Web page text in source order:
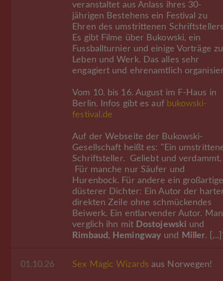
veranstaltet aus Anlass ihres 30-
jährigen Bestehens ein Festival zu
Ehren des umstrittenen
Es gibt Filme über Bukowski, ein
Fussballturnier und einige Vorträge zu
Leben und Werk. Das alles sehr
engagiert und ehrenamtlich
Vom 10. bis 16. August im F-Haus in
Berlin. Infos gibt es auf bukowski-
festival.de
Auf der Webseite der Bukowski-
Gesellschaft heißt es: "Ein
Schriftsteller. Geliebt und verdammt.
Für manche nur Säufer und
Hurenbock. Für andere ein
düsterer Dichter: Ein Autor der
direkten Zeile ohne schmückendes
Beiwerk. Ein entlarvender Autor. Man
verglich ihn mit Dostojewski und
Rimbaud , Hemingway und Miller.
01.10.26 Sex Magic Wizards aus Norwegen!